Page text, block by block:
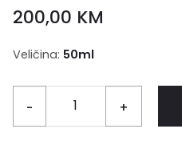
200,00 KM
Veličina: 50ml
- +